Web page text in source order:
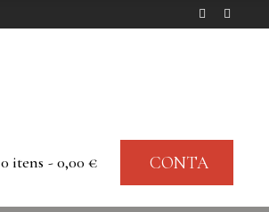
0 itens 0,00 € CONTA